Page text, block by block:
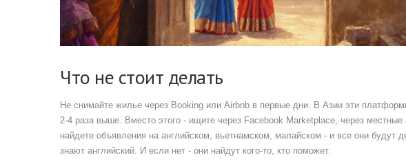
Что не стоит делать
Не снимайте жилье через Booking или Airbnb в первые дни. В Азии эти
2-4 раза выше. Вместо этого - ищите через Facebook Marketplace, через
найдете объявления на английском, вьетнамском, малайском - и все они
знают английский. И если нет - они найдут кого-то, кто поможет.